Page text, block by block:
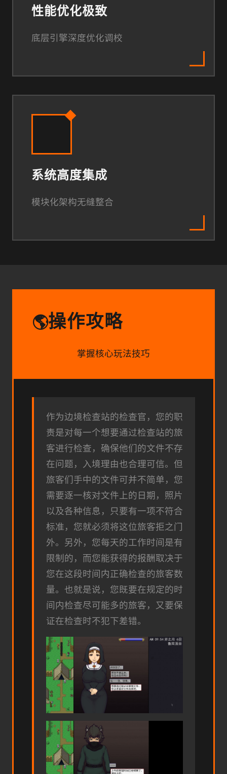
性能优化极致
底层引擎深度优化调校
系统高度集成
模块化架构无缝整合
🌎操作攻略
掌握核心玩法技巧
作为边境检查站的检查官，您的职
责是对每一个想要通过检查站的旅
客进行检查，确保他们的文件不存
在问题，入境理由也合理可信。但
旅客们手中的文件可并不简单，您
需要逐一核对文件上的日期，照片
以及各种信息，只要有一项不符合
标准，您就必须将这位旅客拒之门
外。另外，您每天的工作时间是有
限制的，而您能获得的报酬取决于
您在这段时间内正确检查的旅客数
量。也就是说，您既要在规定的时
间内检查尽可能多的旅客，又要保
证在检查时不犯下差错。